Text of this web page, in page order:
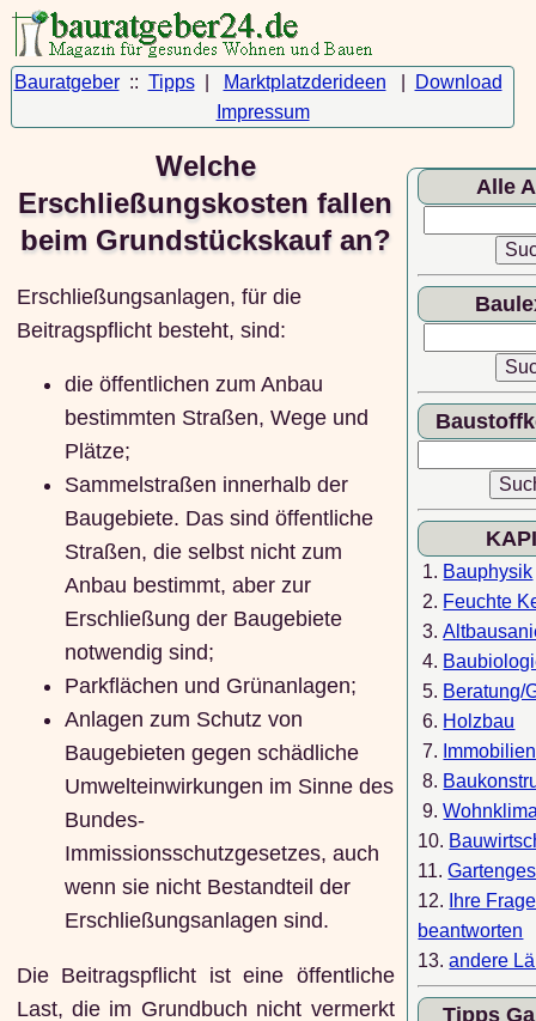
Bauratgeber:: Tipps| Marktplatzderideen
Download
Impressum
Welche
Erschließungskosten fallen
beim Grundstückskauf an?
Erschließungsanlagen, für die
Beitragspflicht besteht, sind:
die öffentlichen zum Anbau
bestimmten Straßen, Wege und
Plätze;
Sammelstraßen innerhalb der
Baugebiete. Das sind öffentliche
Straßen, die selbst nicht zum
Anbau bestimmt, aber zur
Erschließung der Baugebiete
notwendig sind;
Parkflächen und Grünanlagen;
Anlagen zum Schutz von
Baugebieten gegen schädliche
Umwelteinwirkungen im Sinne des
Bundes-
Immissionsschutzgesetzes, auch
wenn sie nicht Bestandteil der
Erschließungsanlagen sind.
Die Beitragspflicht ist eine öffentliche
Last, die im Grundbuch nicht vermerkt
Alle
1. Bauphysik
2. Feuchte
3.
4.
5. Beratung/
6. Holzbau
7. Immobilien
8.
9.
10.
11.
12.
Ihre
beantworten
13.andere
Tipps